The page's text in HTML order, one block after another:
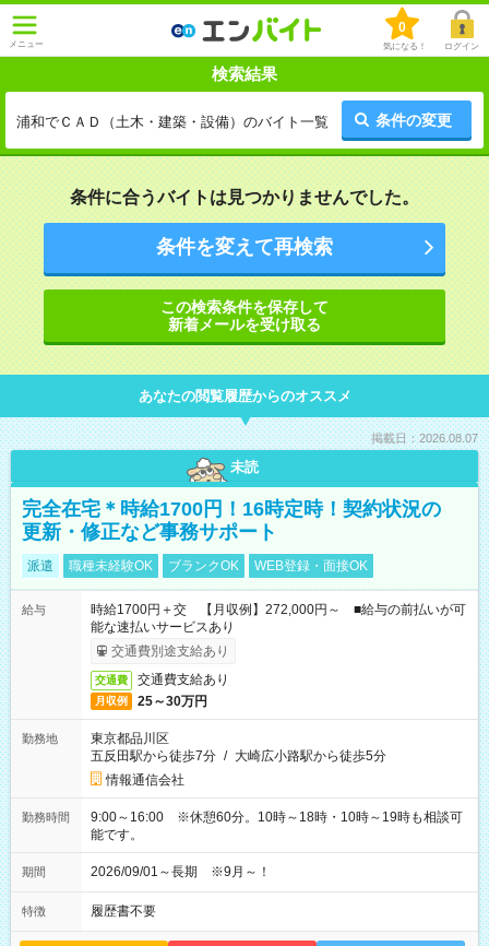
メニュー
0
気になる！ ログイン
検索結果
浦和でＣＡＤ（土木・建築・設備）のバイト一覧 条件の変更
条件に合うバイトは見つかりませんでした。
条件を変えて再検索
この検索条件を保存して
新着メールを受け取る
あなたの閲覧履歴からのオススメ
掲載日：2026.08.07
未読
完全在宅＊時給1700円！16時定時！契約状況の
更新・修正など事務サポート
派遣 職種未経験OK ブランクOK WEB登録・面接OK
給与
時給1700円＋交 【月収例】272,000円～ ■給与の前払いが可
能な速払いサービスあり
交通費別途支給あり
交通費 交通費支給あり
月収例 25～30万円
勤務地
東京都品川区
五反田駅から徒歩7分 / 大崎広小路駅から徒歩5分
情報通信会社
勤務時間
9:00～16:00 ※休憩60分。10時～18時・10時～19時も相談可
能です。
期間 2026/09/01～長期 ※9月～！
特徴 履歴書不要